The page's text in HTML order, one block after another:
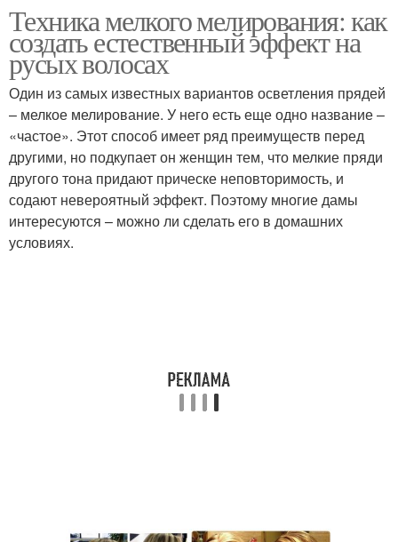
волосах
Техника мелкого мелирования: как
создать естественный эффект на
русых волосах
Один из самых известных вариантов осветления прядей
– мелкое мелирование. У него есть еще одно название –
«частое». Этот способ имеет ряд преимуществ перед
другими, но подкупает он женщин тем, что мелкие пряди
другого тона придают прическе неповторимость, и
содают невероятный эффект. Поэтому многие дамы
интересуются – можно ли сделать его в домашних
условиях.